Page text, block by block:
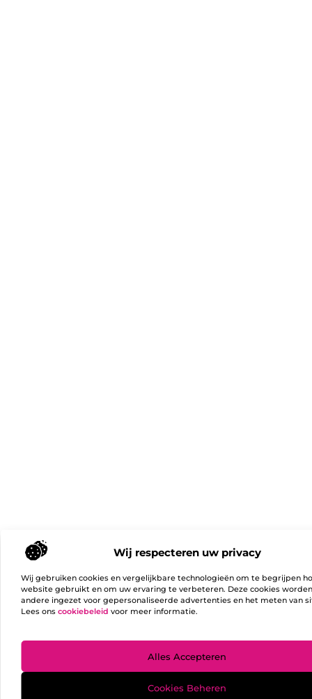
Wij respecteren uw privacy
Wij gebruiken cookies en vergelijkbare technologieën om te begrijpen
website gebruikt en om uw ervaring te verbeteren. Deze cookies
andere ingezet voor gepersonaliseerde advertenties en het meten van
Lees ons cookiebeleid voor meer informatie.
Alles Accepteren
Cookies Beheren